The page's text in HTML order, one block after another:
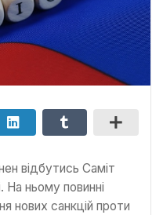
відбутись Саміт
На ньому повинні
нових санкцій проти